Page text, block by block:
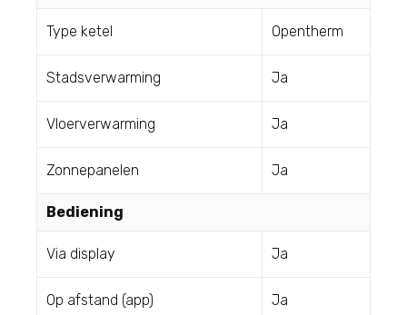
Type ketel Opentherm
Stadsverwarming Ja
Vloerverwarming Ja
Zonnepanelen Ja
Bediening
Via display Ja
Op afstand (app) Ja